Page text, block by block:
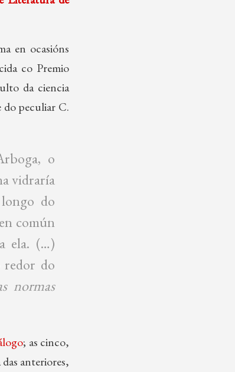
en ocasións
co Premio
da ciencia
do peculiar C.
o
vidraría
do
común
ela. (…)
redor do
normas
; as cinco,
anteriores,